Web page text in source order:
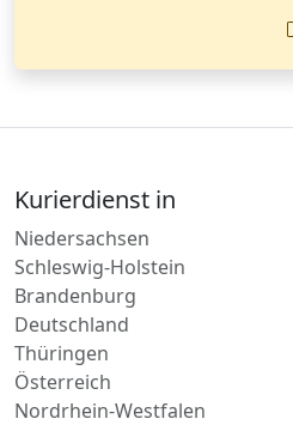
Kurierdienst in
Niedersachsen
Schleswig-Holstein
Brandenburg
Deutschland
Thüringen
Österreich
Nordrhein-Westfalen